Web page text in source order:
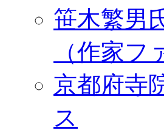
笹木繁男
（作家フ
京都府寺
ス